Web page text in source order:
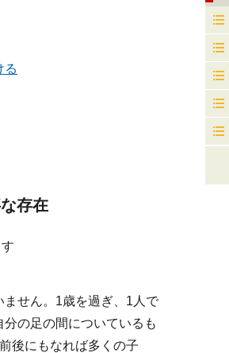
る
存在
せん。1歳を過ぎ、1人で
の足の間についているも
後にもなれば多くの子